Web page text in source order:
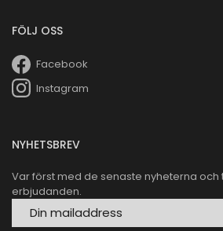
FÖLJ OSS
Facebook
Instagram
NYHETSBREV
Var först med de senaste nyheterna och
erbjudanden.